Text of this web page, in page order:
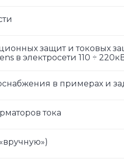
защит и токовых
в электросети 110 ÷
в примерах и
тока